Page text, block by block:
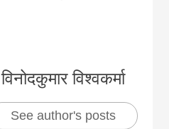
विनोदकुमार विश्वकर्मा
See author's posts